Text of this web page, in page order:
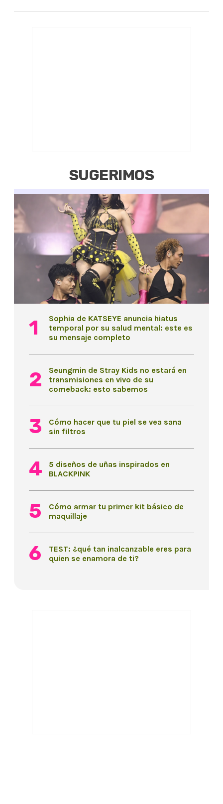
SUGERIMOS
Sophia de KATSEYE anuncia hiatus
temporal por su salud mental: este es
su mensaje completo
Seungmin de Stray Kids no estará en
transmisiones en vivo de su
comeback: esto sabemos
Cómo hacer que tu piel se vea sana
sin filtros
5 diseños de uñas inspirados en
BLACKPINK
Cómo armar tu primer kit básico de
maquillaje
TEST: ¿qué tan inalcanzable eres para
quien se enamora de ti?